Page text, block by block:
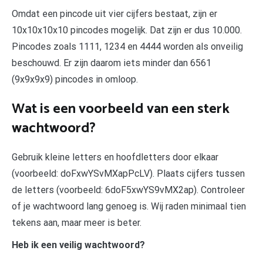
Omdat een pincode uit vier cijfers bestaat, zijn er
10x10x10x10 pincodes mogelijk. Dat zijn er dus 10.000.
Pincodes zoals 1111, 1234 en 4444 worden als onveilig
beschouwd. Er zijn daarom iets minder dan 6561
(9x9x9x9) pincodes in omloop.
Wat is een voorbeeld van een sterk
wachtwoord?
Gebruik kleine letters en hoofdletters door elkaar
(voorbeeld: doFxwYSvMXapPcLV). Plaats cijfers tussen
de letters (voorbeeld: 6doF5xwYS9vMX2ap). Controleer
of je wachtwoord lang genoeg is. Wij raden minimaal tien
tekens aan, maar meer is beter.
Heb ik een veilig wachtwoord?